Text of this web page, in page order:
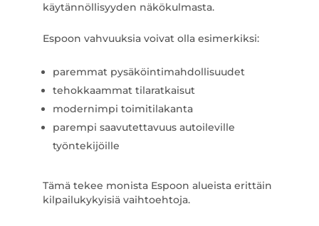
käytännöllisyyden näkökulmasta.
Espoon vahvuuksia voivat olla esimerkiksi:
paremmat pysäköintimahdollisuudet
tehokkaammat tilaratkaisut
modernimpi toimitilakanta
parempi saavutettavuus autoileville
työntekijöille
Tämä tekee monista Espoon alueista erittäin
kilpailukykyisiä vaihtoehtoja.